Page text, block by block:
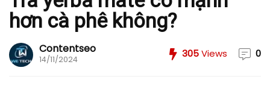
hơn cà phê không?
Contentseo
14/11/2024 305Views 0